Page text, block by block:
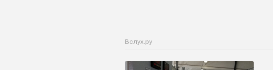
Вслух.ру